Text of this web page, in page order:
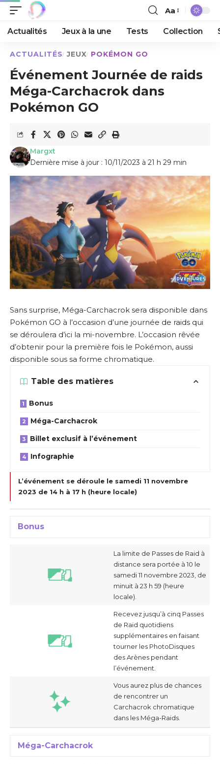
Aa
Actualités Jeux à la une Tests Collection
ACTUALITÉS JEUX POKÉMON GO
Événement Journée de raids
Méga-Carchacrok dans
Pokémon GO
Dernière mise à jour : 10/11/2023 à 21 h 29 min
Margxt
Sans surprise, Méga-Carchacrok sera disponible dans
Pokémon GO à l’occasion d’une journée de raids qui
se déroulera d’ici la mi-novembre. L’occasion rêvée
d’obtenir pour la première fois le Pokémon, aussi
disponible sous sa forme chromatique.
Table des matières
Bonus
Méga-Carchacrok
Billet exclusif à l’événement
Infographie
L’événement se déroule le samedi 11 novembre
2023 de 14 h à 17 h (heure locale)
Bonus
La limite de Passes de Raid à
distance sera portée à 10 le
samedi 11 novembre 2023, de
minuit à 23 h 59 (heure
locale).
Recevez jusqu’à cinq Passes
de Raid quotidiens
supplémentaires en faisant
tourner les PhotoDisques
des Arènes pendant
l’événement.
Vous aurez plus de chances
de rencontrer un
Carchacrok chromatique
dans les Méga-Raids.
Méga-Carchacrok